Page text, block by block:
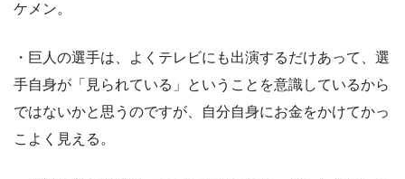
ケメン。
・巨人の選手は、よくテレビにも出演するだけあって、選
手自身が「見られている」ということを意識しているから
ではないかと思うのですが、自分自身にお金をかけてかっ
こよく見える。